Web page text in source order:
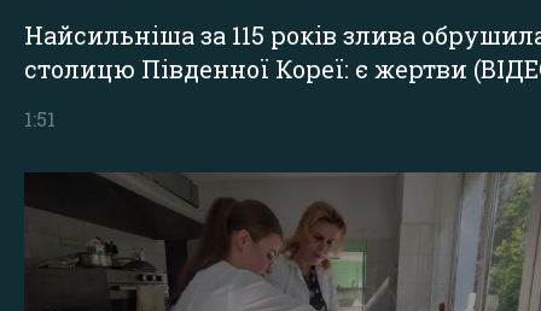
Найсильніша за 115 років злива
столицю Південної Кореї: є жертви
1:51